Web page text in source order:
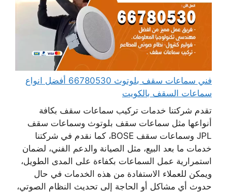
فني سماعات سقف بلوتوث 66780530 أفضل انواع
سماعات السقف بالكويت
تقدم شركتنا خدمات تركيب سماعات سقف بكافة
أنواعها مثل سماعات سقف بلوتوث وسماعات سقف
JPL وسماعات سقف BOSE، كما نقدم في شركتنا
خدمات ما بعد البيع، مثل الصيانة والدعم الفني، لضمان
استمرارية عمل السماعات بكفاءة على المدى الطويل،
ويمكن للعملاء الاستفادة من هذه الخدمات في حال
حدوث أي مشاكل أو الحاجة إلى تحديث النظام الصوتي،